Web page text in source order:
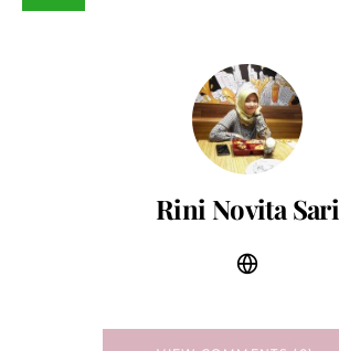
Rini Novita Sari